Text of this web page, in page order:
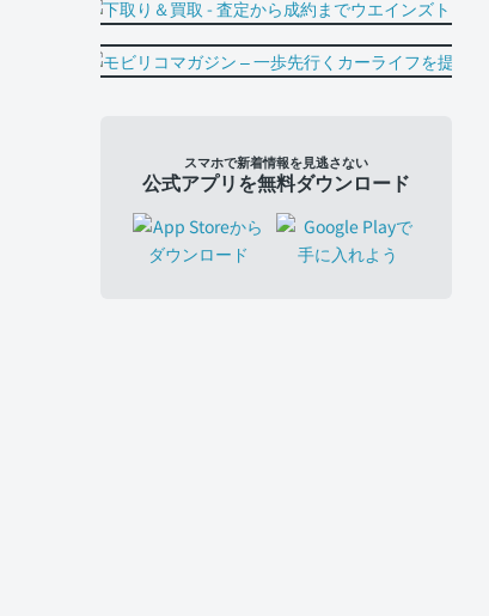
スマホで新着情報を見逃さない
公式アプリを無料ダウンロード